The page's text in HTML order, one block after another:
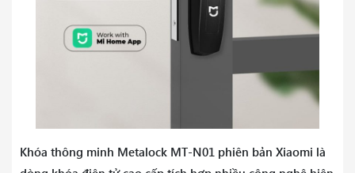
Khóa thông minh Metalock MT-N01 phiên bản Xiaomi là